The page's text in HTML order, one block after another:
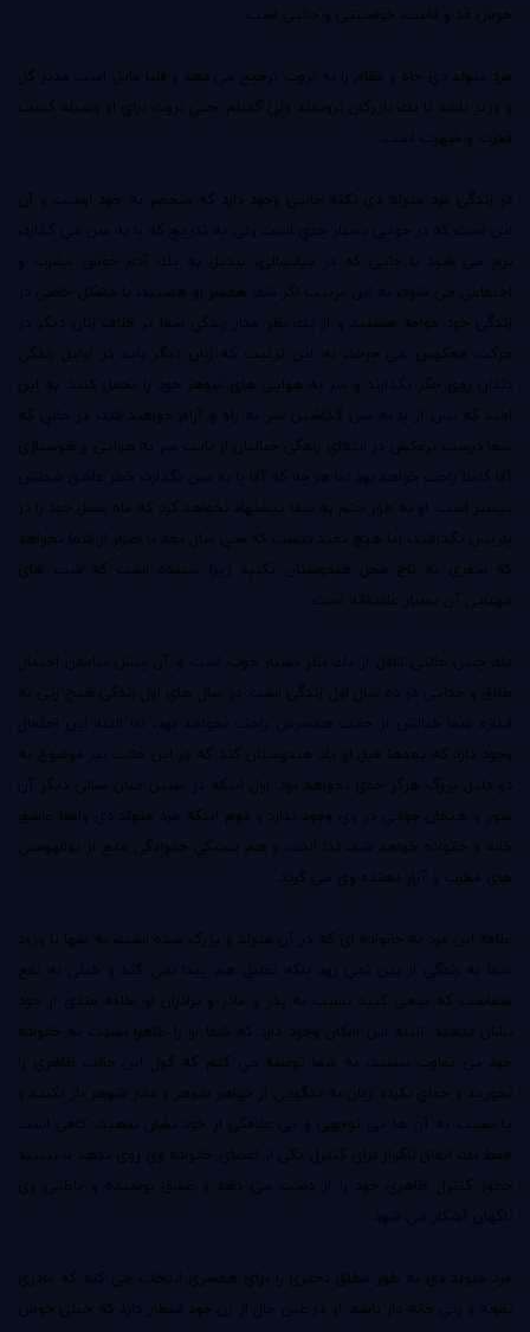
خوش قد و قامت، خواستني و جالبي است.
مرد متولد دي جاه و مقام را به ثروت ترجيح مي دهد و قلبا مايل است مدير كل
و وزير باشد تا يك بازرگان ثروتمند ولي گمنام. حتي ثروت براي او وسيله كسب
قدرت و شهرت است.
در زندگي مرد متولد دي نكته جالبي وجود دارد كه منحصر به خود اوست و آن
اين است كه در جواني بسيار جدي است ولي به تدريج كه پا به سن مي گذارد،‌
نرم مي شود تا جايي كه در ميانسالي، تبديل به يك آدم خوش مشرب و
اجتماعي مي شود، به اين ترتيب اگر شما همسر او هستيد، با مشكل خاصي در
زندگي خود مواجه هستيد و از يك نظر مدار زندگي شما بر خلاف زنان ديگر در
حركت معكوس مي چرخد، به اين ترتيب كه زنان ديگر بايد در اوايل زندگي
دندان روي جگر بگذارند و سر به هوايي هاي شوهر خود را تحمل كنند. به اين
اميد كه پس از پا به سن گذاشتن سر به راه و آرام خواهند شد، در حالي كه
شما درست برعكس در ابتداي زندگي خيالتان از بابت سر به هوايي و هوسبازي
آقا كاملا راحت خواهد بود اما هر چه كه آقا پا به سن بگذارد، خطر عاشق شدنش
بيشتر است. او به طور حتم به شما پيشنهاد نخواهد كرد كه ماه عسل خود را در
پاريس بگذرانيد، اما هيچ بعيد نيست كه سي سال بعد با اصرار از شما بخواهد
كه سفري به تاج محل هندوستان بكنيد زيرا شنيده است كه شب هاي
مهتابي آن بسيار عاشقانه است.
يك چنين حالتي لااقل از يك نظر بسيار خوب است و آن پيش نيامدن احتمال
طلاق و جدايي در ده سال اول زندگي است. در سال هاي اول زندگي هيچ زني به
اندازه شما خيالش از جانب همسرش راحت نخواهد بود، اما البته اين احتمال
وجود دارد كه بعدها فيل او ياد هندوستان كند كه در اين حالت نيز موضوع به
دو دليل بزرگ هرگز جدي نخواهد بود: اول اينكه در سنين ميان سالي ديگر آن
شور و هيجان جواني در وي وجود ندارد و دوم اينكه مرد متولد دي واقعا عاشق
خانه و خانواده خواهد شد، لذا الفت و هم بستگي خانوادگي مانع از بوالهوسي
هاي مخرب و آزار دهنده وي مي گردد.
علاقه اين مرد به خانواده اي كه در آن متولد و بزرگ شده است، نه تنها با ورود
شما به زندگي از بين نمي رود بلكه تقليل هم پيدا نمي كند و خيلي به نفع
شماست كه سعي كنيد نسبت به پدر و مادر و برادران او علاقه مندي از خود
نشان بدهيد. البته اين امكان وجود دارد كه شما او را ظاهرا نسبت به خانواده
خود بي تفاوت ببينيد، به شما توصيه مي كنم كه گول اين حالت ظاهري را
نخوريد و خداي نكرده زبان به بدگويي از خواهر شوهر و مادر شوهر باز نكنيد و
يا نسبت به آن ها بي توجهي و بي علاقگي از خود نشان ندهيد، كافي است
فقط يك اتفاق ناگوار براي كنترل يكي از اعضاي خانواده وي روي بدهد تا ببينيد
چطور كنترل ظاهري خود را از دست مي دهد و عشق پوشيده و باطني وي
ناگهان آشكار مي شود.
مرد متولد دي به طور مطلق دختري را براي همسري انتخاب مي كند كه مادري
نمونه و زني خانه دار باشد. او در عين حال از زن خود انتظار دارد كه خيلي خوش